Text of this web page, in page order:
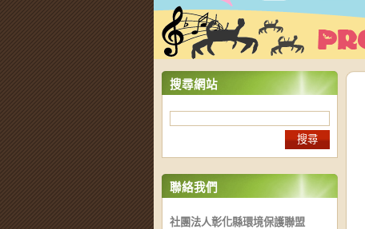
搜尋網站
聯絡我們
社團法人彰化縣環境保護聯盟